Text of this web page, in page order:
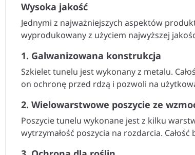
Wysoka jakość
Jednymi z najważniejszych aspektów
wyprodukowany z użyciem najwyższej
1. Galwanizowana konstrukcja
Szkielet tunelu jest wykonany z metalu.
on ochronę przed rdzą i pozwoli na
2. Wielowarstwowe poszycie ze
Poszycie tunelu wykonane jest z kilku
wytrzymałość poszycia na rozdarcia.